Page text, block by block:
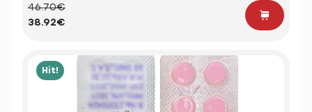
46.70€
38.92€
Hit!